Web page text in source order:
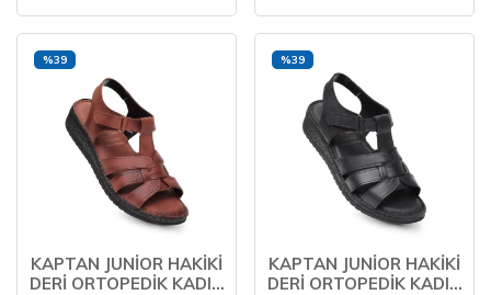
KAPTAN JUNİOR HAKİKİ
DERİ ORTOPEDİK KADIN
%39
KAPTAN JUNİOR HAKİKİ
DERİ ORTOPEDİK KADIN
%39